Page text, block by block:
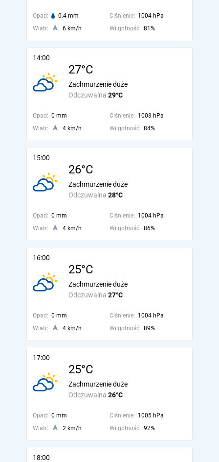
Opad: 0.4 mm Ciśnienie: 1004 hPa
Wiatr:
6 km/h Wilgotność: 81%
14:00
27°C
Odczuwalna 29°C
Zachmurzenie duże
Opad: 0 mm Ciśnienie: 1003 hPa
Wiatr:
4 km/h Wilgotność: 84%
15:00
26°C
Odczuwalna 28°C
Zachmurzenie duże
Opad: 0 mm Ciśnienie: 1004 hPa
Wiatr:
4 km/h Wilgotność: 86%
16:00
25°C
Odczuwalna 27°C
Zachmurzenie duże
Opad: 0 mm Ciśnienie: 1004 hPa
Wiatr:
4 km/h Wilgotność: 89%
17:00
25°C
Odczuwalna 26°C
Zachmurzenie duże
Opad: 0 mm Ciśnienie: 1005 hPa
Wiatr:
2 km/h Wilgotność: 92%
18:00